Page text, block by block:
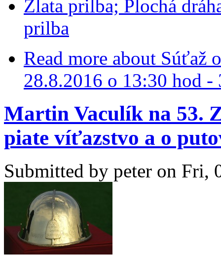
Zlata prilba; Plochá
prilba
Read more about Súťaž
28.8.2016 o 13:30 hod -
Martin Vaculík na 53.
piate víťazstvo a o
Submitted by peter on Fri,